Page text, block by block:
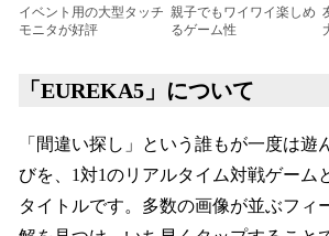
イベント用の大型タッチ
モニタが好評
親子でもワイワイ楽しめ
るゲーム性
「EUREKA5」について
「間違い探し」という誰もが一度は遊
びを、1対1のリアルタイム対戦ゲーム
タイトルです。多数の画像が並ぶフィ